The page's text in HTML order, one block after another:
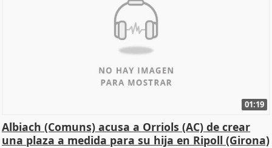
01:19
Albiach (Comuns) acusa a Orriols (AC) de crear
una plaza a medida para su hija en Ripoll (Girona)